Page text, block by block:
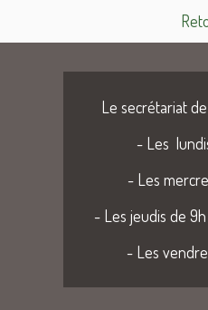
Le secrétariat
- Les
- Les
- Les jeudis de 9h
- Les